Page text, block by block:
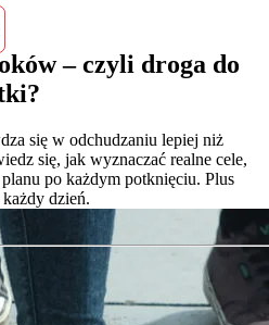
– czyli droga do
się w odchudzaniu lepiej niż
się, jak wyznaczać realne cele,
po każdym potknięciu. Plus
dzień.